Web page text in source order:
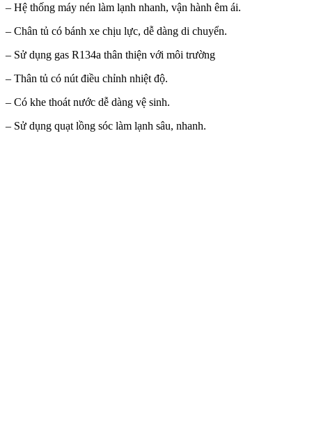
– Hệ thống máy nén làm lạnh nhanh, vận hành êm ái.
– Chân tủ có bánh xe chịu lực, dễ dàng di chuyển.
– Sử dụng gas R134a thân thiện với môi trường
– Thân tủ có nút điều chỉnh nhiệt độ.
– Có khe thoát nước dễ dàng vệ sinh.
– Sử dụng quạt lồng sóc làm lạnh sâu, nhanh.